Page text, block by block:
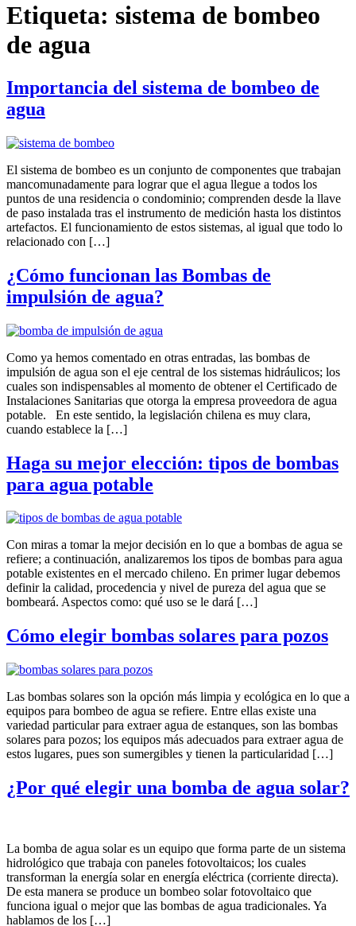
Etiqueta: sistema de bombeo
de agua
Importancia del sistema de bombeo de
agua
El sistema de bombeo es un conjunto de componentes que trabajan
mancomunadamente para lograr que el agua llegue a todos los
puntos de una residencia o condominio; comprenden desde la llave
de paso instalada tras el instrumento de medición hasta los distintos
artefactos. El funcionamiento de estos sistemas, al igual que todo lo
relacionado con […]
¿Cómo funcionan las Bombas de
impulsión de agua?
Como ya hemos comentado en otras entradas, las bombas de
impulsión de agua son el eje central de los sistemas hidráulicos; los
cuales son indispensables al momento de obtener el Certificado de
Instalaciones Sanitarias que otorga la empresa proveedora de agua
potable. En este sentido, la legislación chilena es muy clara,
cuando establece la […]
Haga su mejor elección: tipos de bombas
para agua potable
Con miras a tomar la mejor decisión en lo que a bombas de agua se
refiere; a continuación, analizaremos los tipos de bombas para agua
potable existentes en el mercado chileno. En primer lugar debemos
definir la calidad, procedencia y nivel de pureza del agua que se
bombeará. Aspectos como: qué uso se le dará […]
Cómo elegir bombas solares para pozos
Las bombas solares son la opción más limpia y ecológica en lo que a
equipos para bombeo de agua se refiere. Entre ellas existe una
variedad particular para extraer agua de estanques, son las bombas
solares para pozos; los equipos más adecuados para extraer agua de
estos lugares, pues son sumergibles y tienen la particularidad […]
¿Por qué elegir una bomba de agua solar?
La bomba de agua solar es un equipo que forma parte de un sistema
hidrológico que trabaja con paneles fotovoltaicos; los cuales
transforman la energía solar en energía eléctrica (corriente directa).
De esta manera se produce un bombeo solar fotovoltaico que
funciona igual o mejor que las bombas de agua tradicionales. Ya
hablamos de los […]